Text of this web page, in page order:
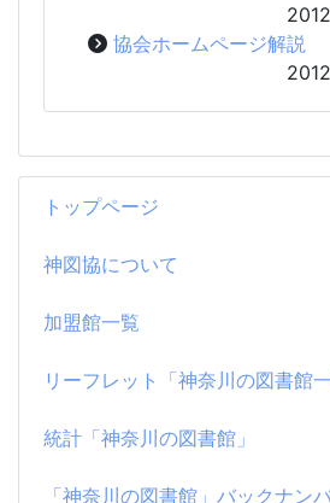
トップページ
神図協について
加盟館一覧
リーフレット「神奈川の図書館一
統計「神奈川の図書館」
「神奈川の図書館」バックナン
協会ホームページ解説